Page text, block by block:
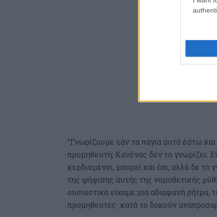
“Γνωρίζουμε εάν τα πάγια αυτά έστω
προμηθευτή; Κανένας δεν το γνωρίζει.
κερδισμένοι, μπορεί και όχι, αλλά δε
της ψήφισης αυτής της νομοθετικής
ουσιαστικά είχαμε μια αδιαφανή ρήτρα,
προμηθευτές κατά το δοκούν